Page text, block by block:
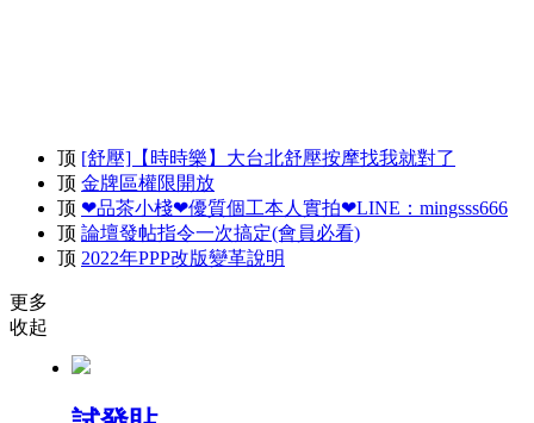
顶 [舒壓]【時時樂】大台北舒壓按摩找我就對了
顶 金牌區權限開放
顶 ❤品茶小棧❤優質個工本人實拍❤LINE：mingsss666
顶 論壇發帖指令一次搞定(會員必看)
顶 2022年PPP改版變革說明
更多
收起